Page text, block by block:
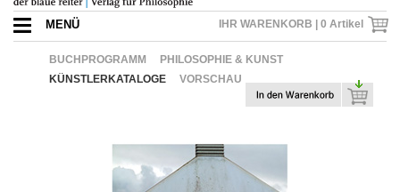
IHR WARENKORB | 0 Artikel
MENÜ
BUCHPROGRAMM
PHILOSOPHIE & KUNST
KÜNSTLERKATALOGE
VORSCHAU